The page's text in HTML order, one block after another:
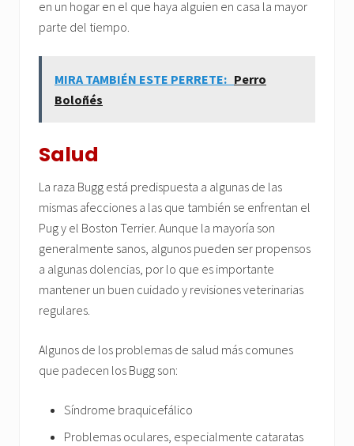
en un hogar en el que haya alguien en casa la mayor
parte del tiempo.
MIRA TAMBIÉN ESTE PERRETE: Perro
Boloñés
Salud
La raza Bugg está predispuesta a algunas de las
mismas afecciones a las que también se enfrentan el
Pug y el Boston Terrier. Aunque la mayoría son
generalmente sanos, algunos pueden ser propensos
a algunas dolencias, por lo que es importante
mantener un buen cuidado y revisiones veterinarias
regulares.
Algunos de los problemas de salud más comunes
que padecen los Bugg son:
Síndrome braquicefálico
Problemas oculares, especialmente cataratas